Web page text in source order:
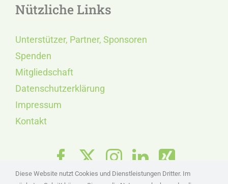
Nützliche Links
Unterstützer, Partner, Sponsoren
Spenden
Mitgliedschaft
Datenschutzerklärung
Impressum
Kontakt
Diese Website nutzt Cookies und Dienstleistungen Dritter. Im